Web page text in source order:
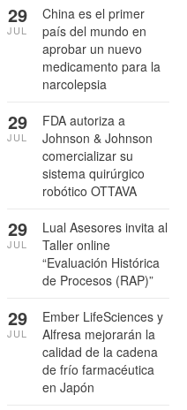
China es el primer
país del mundo en
aprobar un nuevo
medicamento para la
narcolepsia
29
JUL
FDA autoriza a
Johnson & Johnson
comercializar su
sistema quirúrgico
robótico OTTAVA
29
JUL
Lual Asesores invita al
Taller online
“Evaluación Histórica
de Procesos (RAP)”
29
JUL
Ember LifeSciences y
Alfresa mejorarán la
calidad de la cadena
de frío farmacéutica
en Japón
29
JUL